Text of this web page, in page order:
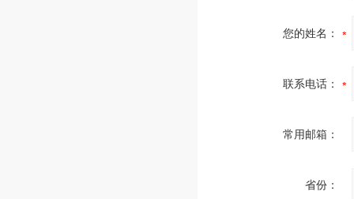
您的姓名：
联系电话：
常用邮箱：
省份：